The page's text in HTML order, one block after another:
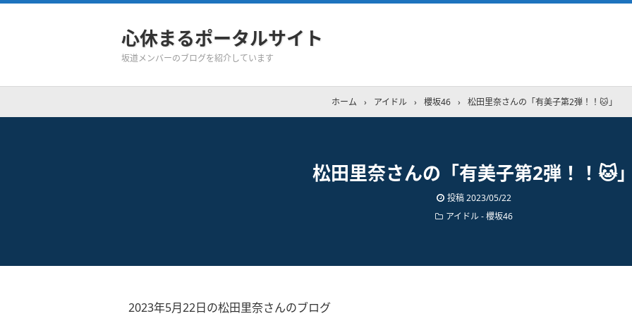
心休まるポータルサイト
坂道メンバーのブログを紹介しています
ホーム › アイドル › 櫻坂46 › 松田里奈さんの「有美子第2弾！！🐱」
松田里奈さんの「有美子第2弾！！🐱
投稿2023/05/22
アイドル - 櫻坂46
2023年5月22日の松田里奈さんのブログ